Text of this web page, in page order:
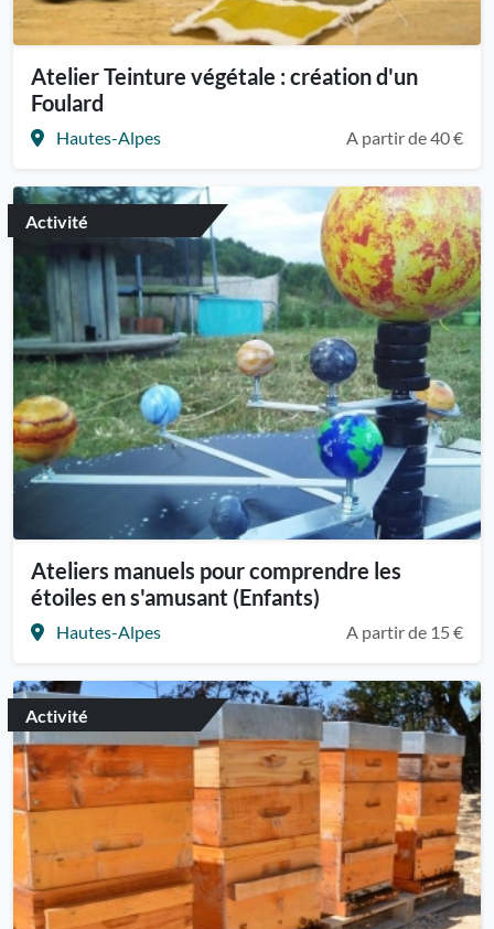
Atelier Teinture végétale : création d'un
Foulard
Hautes-Alpes A partir de 40 €
Activité
Ateliers manuels pour comprendre les
étoiles en s'amusant (Enfants)
Hautes-Alpes A partir de 15 €
Activité